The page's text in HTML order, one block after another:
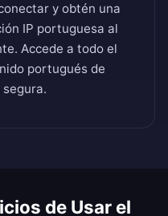
y obtén una
IP portuguesa al
Accede a todo el
portugués de
de Usar el